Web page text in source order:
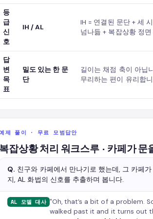
등
급
신
호
IH / AL
IH = 연결된 문단 + 세
넘나듦 + 복잡상황 정
답
변
목
표
밀도 있는 한 문
단
길이는 채점 축이 아닙
무리하는 편이 유리합
제 풀이 · 무료 모범답안
잡상황 처리 워크스루 · 카페가 문
Q. 친구와 카페에서 만나기로 했는데, 그 카페
지, AL 화법의 신호를 추출하며 봅니다.
AL 모델 대사 "Oh, that’s a bit of a problem.
walked past it and it turns out